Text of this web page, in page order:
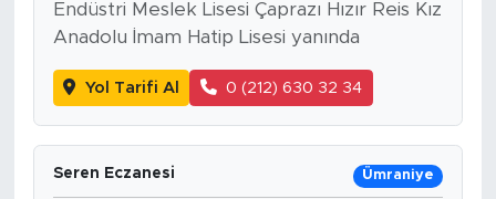
Endüstri Meslek Lisesi Çaprazı Hızır Reis Kız
Anadolu İmam Hatip Lisesi yanında
Yol Tarifi Al 0 (212) 630 32 34
Seren Eczanesi Ümraniye